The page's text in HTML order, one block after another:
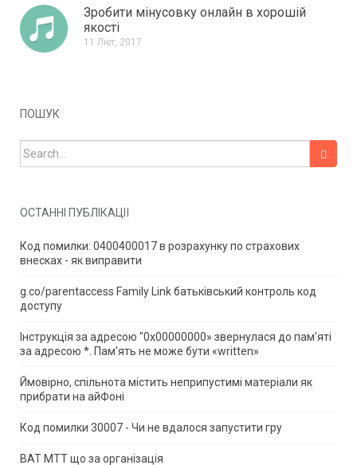
Зробити мінусовку онлайн в хорошій
якості
11 Лют, 2017
ПОШУК
Search for:
ОСТАННІ ПУБЛІКАЦІЇ
Код помилки: 0400400017 в розрахунку по страхових
внесках - як виправити
g.co/parentaccess Family Link батьківський контроль код
доступу
Інструкція за адресою "0x00000000» звернулася до пам'яті
за адресою *. Пам'ять не може бути «written»
Ймовірно, спільнота містить неприпустимі матеріали як
прибрати на айФоні
Код помилки 30007 - Чи не вдалося запустити гру
ВАТ МТТ що за організація